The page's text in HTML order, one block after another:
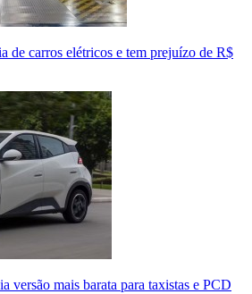
de carros elétricos e tem prejuízo de R$
mais barata para taxistas e PCD